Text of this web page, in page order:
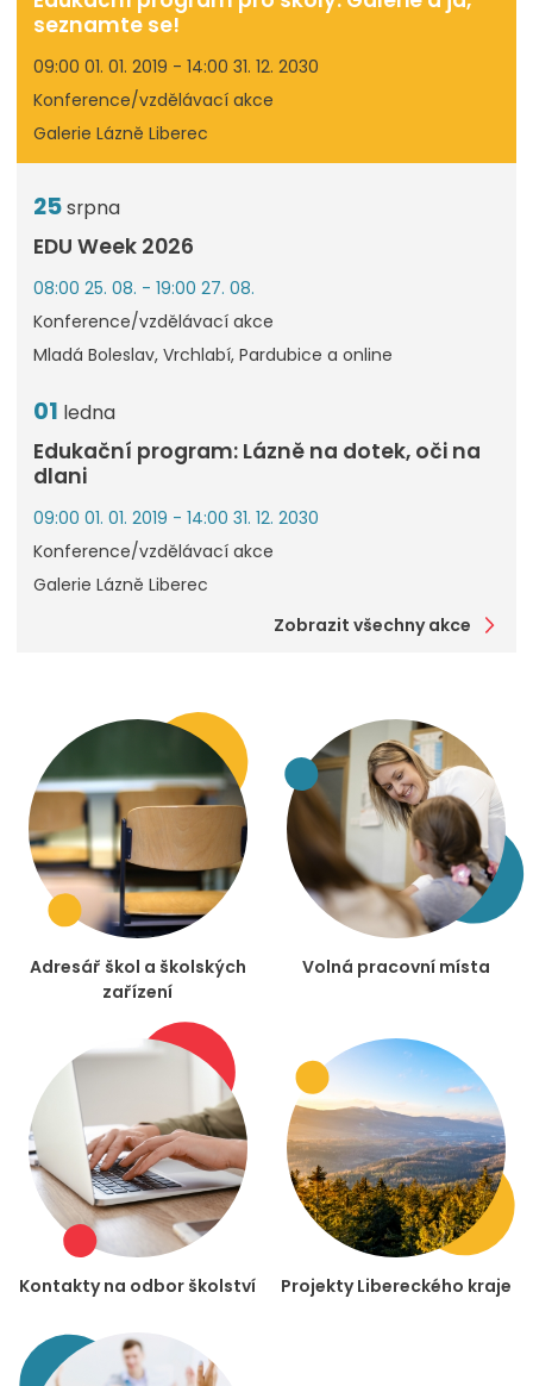
seznamte se!
09:00 01. 01. 2019 - 14:00 31. 12. 2030
Konference/vzdělávací akce
Galerie Lázně Liberec
25srpna
EDU Week 2026
08:00 25. 08. - 19:00 27. 08.
Konference/vzdělávací akce
Mladá Boleslav, Vrchlabí, Pardubice a online
01 ledna
Edukační program: Lázně na dotek, oči na
dlani
09:00 01. 01. 2019 - 14:00 31. 12. 2030
Konference/vzdělávací akce
Galerie Lázně Liberec
Zobrazit všechny akce
Adresář škol a školských
zařízení
Volná pracovní místa
Kontakty na odbor školství Projekty Libereckého kraje